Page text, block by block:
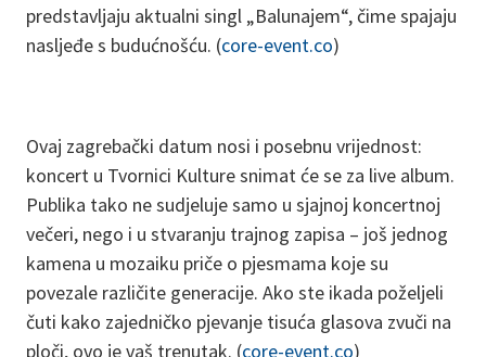
predstavljaju aktualni singl „Balunajem“, čime spajaju
nasljeđe s budućnošću. (core-event.co)
Ovaj zagrebački datum nosi i posebnu vrijednost:
koncert u Tvornici Kulture snimat će se za live album.
Publika tako ne sudjeluje samo u sjajnoj koncertnoj
večeri, nego i u stvaranju trajnog zapisa – još jednog
kamena u mozaiku priče o pjesmama koje su
povezale različite generacije. Ako ste ikada poželjeli
čuti kako zajedničko pjevanje tisuća glasova zvuči na
ploči, ovo je vaš trenutak. (core-event.co)